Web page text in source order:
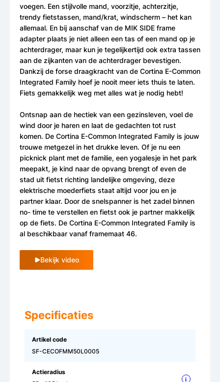
voegen. Een stijlvolle mand, voorzitje, achterzitje,
trendy fietstassen, mand/krat, windscherm – het kan
allemaal. En bij aanschaf van de MIK SIDE frame
adapter plaats je niet alleen een tas of een mand op je
achterdrager, maar kun je tegelijkertijd ook extra tassen
aan de zijkanten van de achterdrager bevestigen.
Dankzij de forse draagkracht van de Cortina E-Common
Integrated Family hoef je nooit meer iets thuis te laten.
Fiets gemakkelijk weg met alles wat je nodig hebt!
Ontsnap aan de hectiek van een gezinsleven, voel de
wind door je haren en laat de gedachten tot rust
komen. De Cortina E-Common Integrated Family is jouw
trouwe metgezel in het drukke leven. Of je nu een
picknick plant met de familie, een yogalesje in het park
meepakt, je kind naar de opvang brengt of even de
stad uit fietst richting landelijke omgeving, deze
elektrische moederfiets staat altijd voor jou en je
partner klaar. Door de snelspanner is het zadel binnen
no- time te verstellen en fietst ook je partner makkelijk
op de fiets. De Cortina E-Common Integrated Family is
al beschikbaar vanaf framemaat 46.
Bekijk video
Specificaties
Artikel code
SF-CECOFMM50L0005
Actieradius
i